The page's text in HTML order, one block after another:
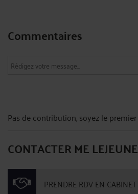
Commentaires
Pas de contribution, soyez le premier
CONTACTER ME LEJEUNE
PRENDRE RDV EN CABINET